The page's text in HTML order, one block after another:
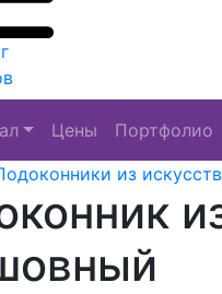
Цены Портфолио
из